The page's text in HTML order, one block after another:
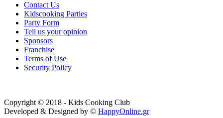
Contact Us
Kidscooking Parties
Party Form
Tell us your opinion
Sponsors
Franchise
Terms of Use
Security Policy
Copyright © 2018 - Kids Cooking Club
Developed & Designed by © HappyOnline.gr